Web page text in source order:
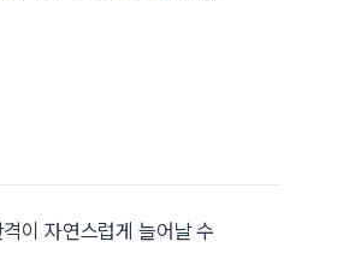
이 자연스럽게 늘어날 수